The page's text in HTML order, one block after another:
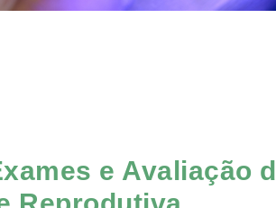
e Avaliação